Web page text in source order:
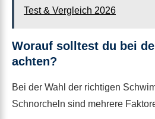
Test & Vergleich 2026
Worauf solltest du bei
achten?
Bei der Wahl der richtigen
Schnorcheln sind mehrere